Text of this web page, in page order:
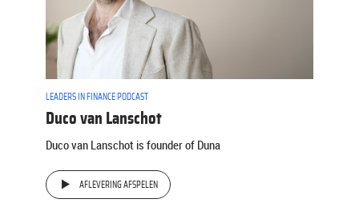
LEADERS IN FINANCE PODCAST
Duco van Lanschot
Duco van Lanschot is founder of Duna
AFLEVERING AFSPELEN